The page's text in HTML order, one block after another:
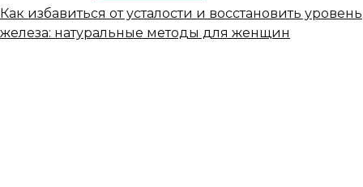
Как избавиться от усталости и восстановить уровень
железа: натуральные методы для женщин